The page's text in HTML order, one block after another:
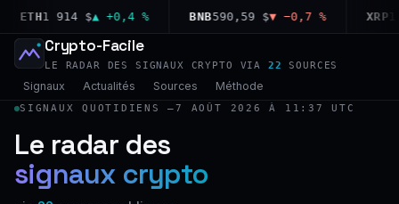
1 914 $▲ +0,4 % BNB590,59 $▼ −0,7 % XRP1,03
Crypto-Facile
LE RADAR DES SIGNAUX CRYPTO VIA 22 SOURCES
Signaux Actualités Sources Méthode
SIGNAUX QUOTIDIENS —7 AOÛT 2026 À 11:37 UTC
Le radar des
signaux crypto